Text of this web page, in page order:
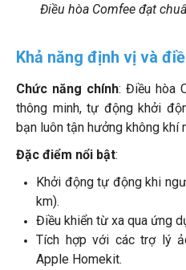
Điều hòa Comfee đạt
Khả năng định vị và
Chức năng chính: Điều hòa
thông minh, tự động khởi
bạn luôn tận hưởng không khí
Đặc điểm nổi bật:
Khởi động tự động khi
km).
Điều khiển từ xa qua ứng
Tích hợp với các trợ lý
Apple Homekit.